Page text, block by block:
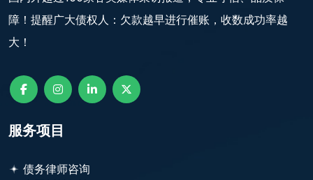
障！提醒广大债权人：欠款越早进行催账，收数成功率越
大！
服务项目
债务律师咨询